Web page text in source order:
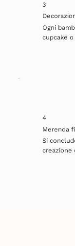
3
Ogni
cupcake
4
Merenda
Si
creazione